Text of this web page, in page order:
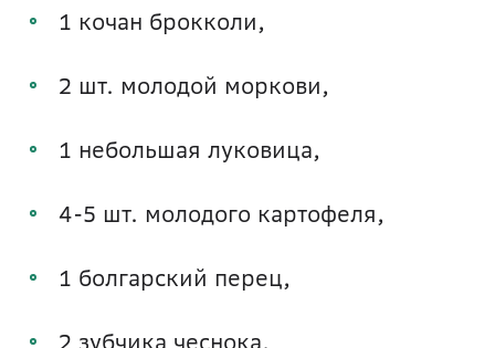
1 кочан брокколи,
2 шт. молодой моркови,
1 небольшая луковица,
4-5 шт. молодого картофеля,
1 болгарский перец,
2 зубчика чеснока,